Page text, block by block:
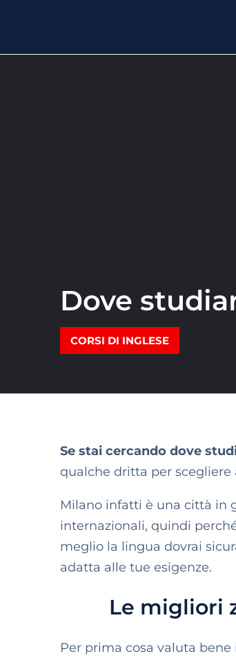
Dove
CORSI DI INGLESE
Se stai cercando dove
qualche dritta per
Milano infatti è una città in
internazionali, quindi
meglio la lingua dovrai
adatta alle tue esigenze.
Le migliori
Per prima cosa valuta